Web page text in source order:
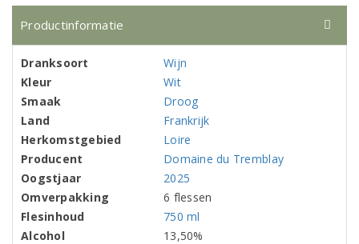
Productinformatie
Dranksoort
Wijn
Kleur
Wit
Smaak
Droog
Land
Frankrijk
Herkomstgebied
Loire
Producent
Domaine du Tremblay
Oogstjaar
2025
Omverpakking
6 flessen
Flesinhoud
750 ml
Alcohol
13,50%